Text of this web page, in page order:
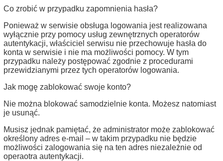
Co zrobić w przypadku zapomnienia hasła?
Ponieważ w serwisie obsługa logowania jest realizowana
wyłącznie przy pomocy usług zewnętrznych operatorów
autentykacji, właściciel serwisu nie przechowuje hasła do
konta w serwisie i nie ma możliwości pomocy. W tym
przypadku należy postępować zgodnie z procedurami
przewidzianymi przez tych operatorów logowania.
Jak mogę zablokować swoje konto?
Nie można blokować samodzielnie konta. Możesz natomiast
je usunąć.
Musisz jednak pamiętać, że administrator może zablokować
określony adres e-mail – w takim przypadku nie będzie
możliwości zalogowania się na ten adres niezależnie od
operaotra autentykacji.